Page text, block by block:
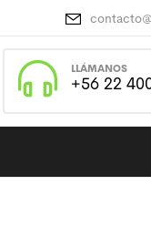
LLÁMANOS
+56 22